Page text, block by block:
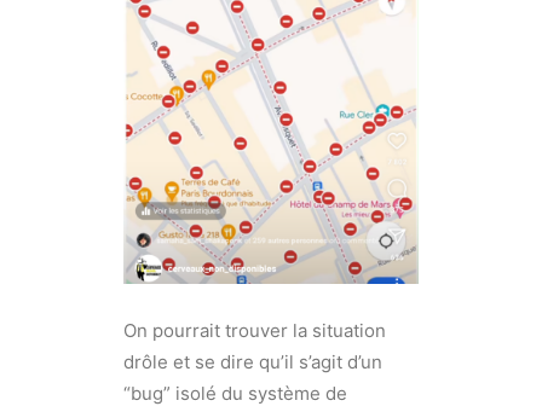
On pourrait trouver la situation
drôle et se dire qu’il s’agit d’un
“bug” isolé du système de